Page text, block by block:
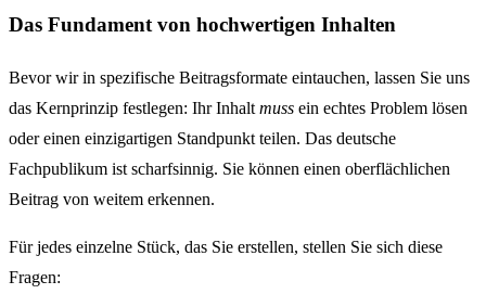
Das Fundament von hochwertigen Inhalten
Bevor wir in spezifische Beitragsformate eintauchen, lassen Sie uns
das Kernprinzip festlegen: Ihr Inhalt muss ein echtes Problem lösen
oder einen einzigartigen Standpunkt teilen. Das deutsche
Fachpublikum ist scharfsinnig. Sie können einen oberflächlichen
Beitrag von weitem erkennen.
Für jedes einzelne Stück, das Sie erstellen, stellen Sie sich diese
Fragen: